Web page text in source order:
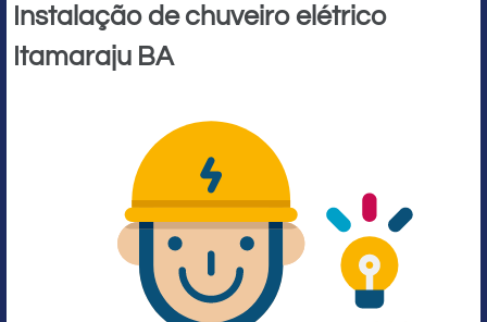
Instalação de chuveiro elétrico
Itamaraju BA